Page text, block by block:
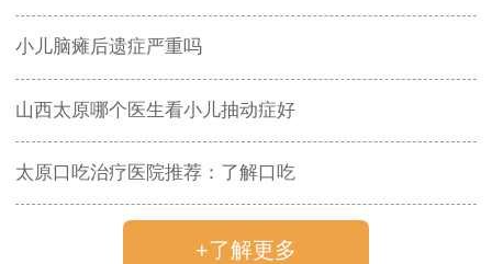
小儿脑瘫后遗症严重吗
山西太原哪个医生看小儿抽动症好
太原口吃治疗医院推荐：了解口吃
+了解更多